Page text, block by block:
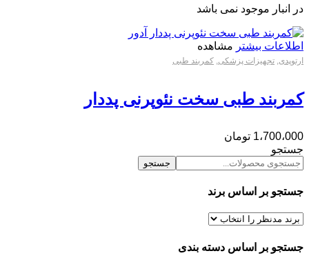
در انبار موجود نمی باشد
اطلاعات بیشتر مشاهده
ارتوپدی, تجهیزات پزشکی, کمربند طبی
کمربند طبی سخت نئوپرنی پددار
1،700،000 تومان
جستجو
جستجو
جستجو بر اساس برند
جستجو بر اساس دسته بندی